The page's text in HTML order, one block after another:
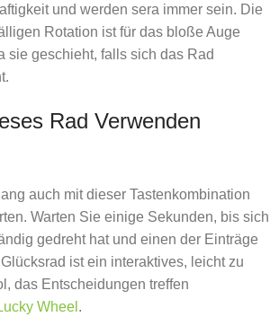
und werden sera immer sein. Die
Rotation ist für das bloße Auge
sie geschieht, falls sich das Rad
Rad Verwenden
auch mit dieser Tastenkombination
Warten Sie einige Sekunden, bis sich
gedreht hat und einen der Einträge
ist ein interaktives, leicht zu
das Entscheidungen treffen
Wheel .